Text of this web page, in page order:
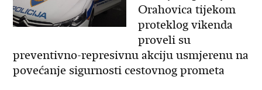
Orahovica tijekom
proteklog vikenda
proveli su
preventivno-represivnu akciju usmjerenu na
povećanje sigurnosti cestovnog prometa